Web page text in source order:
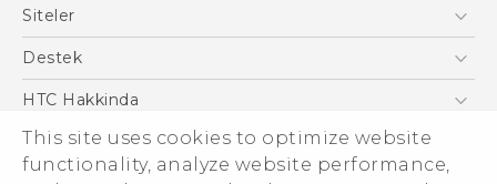
This site uses cookies to optimize website
functionality, analyze website performance,
User manual
Akıllı Telefonlar
VIVE
Siteler
HTC Dev
Destek
Destek Merkezi
HTC Hakkinda
ESG
Yatırımcı (İNGİLİZCE)